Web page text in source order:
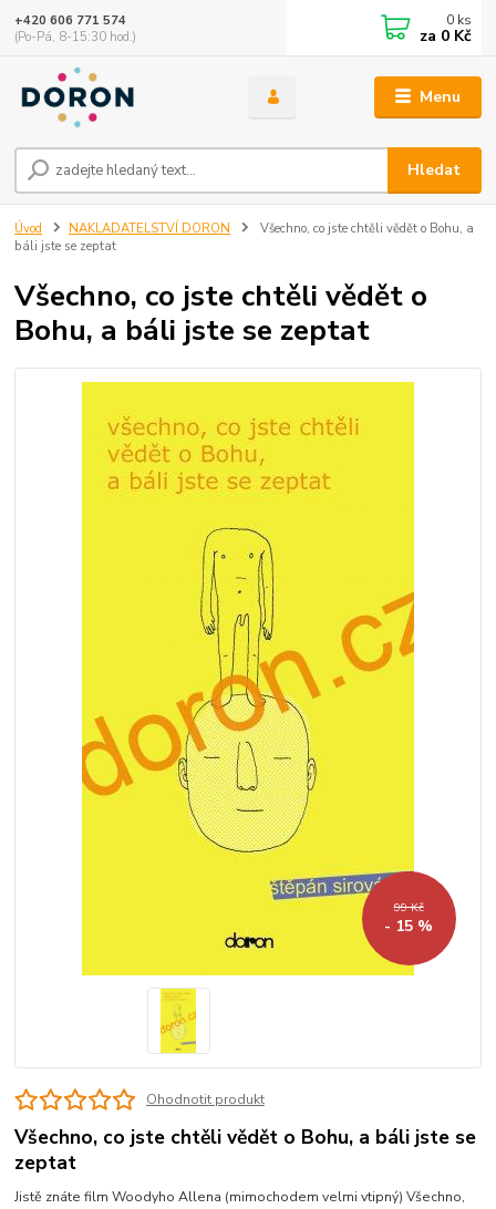
Menu
Hledat
+420 606 771 574
(Po-Pá, 8-15:30 hod.)
0 ks
za 0 Kč
Úvod NAKLADATELSTVÍ DORON
Všechno, co jste chtěli vědět o Bohu, a
báli jste se zeptat
Všechno, co jste chtěli vědět o
Bohu, a báli jste se zeptat
99 Kč
- 15 %
Ohodnotit produkt
Všechno, co jste chtěli vědět o Bohu, a báli jste se
zeptat
Jistě znáte film Woodyho Allena (mimochodem velmi vtipný) Všechno,